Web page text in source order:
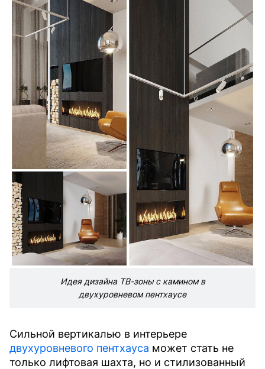
Идея дизайна ТВ-зоны с камином в
двухуровневом пентхаусе
Сильной вертикалью в интерьере
двухуровневого пентхауса может стать не
только лифтовая шахта, но и стилизованный